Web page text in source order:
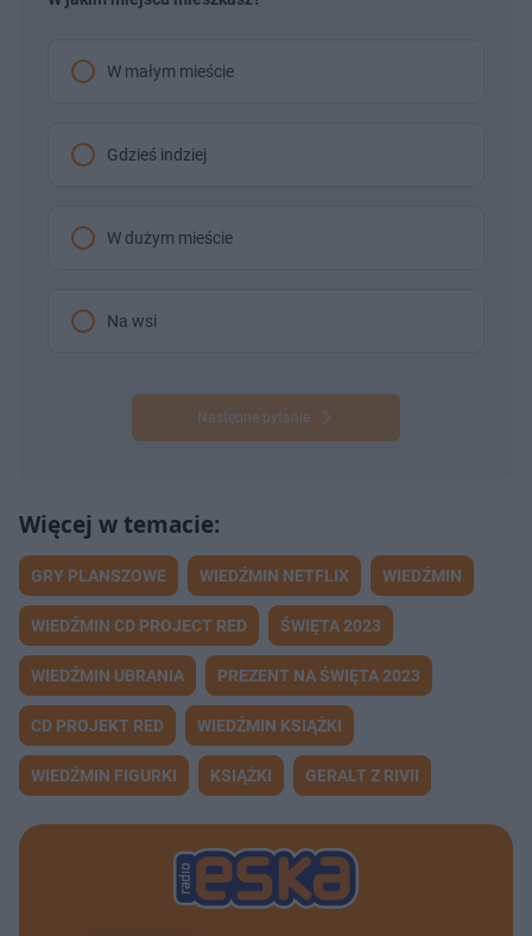
W małym mieście
Gdzieś indziej
W dużym mieście
Na wsi
Następne pytanie
GRY PLANSZOWE WIEDŹMIN NETFLIX WIEDŹMIN
WIEDŹMIN CD PROJECT RED ŚWIĘTA 2023
WIEDŹMIN UBRANIA PREZENT NA ŚWIĘTA 2023
CD PROJEKT RED WIEDŹMIN KSIĄŻKI
WIEDŹMIN FIGURKI KSIĄŻKI GERALT Z RIVII